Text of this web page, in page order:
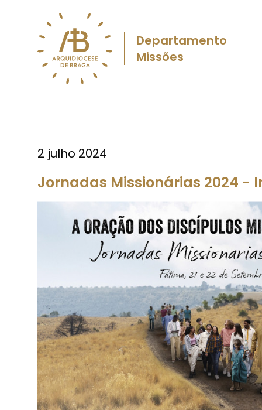
Departamento
Missões
2 julho 2024
Jornadas Missionárias 2024 -